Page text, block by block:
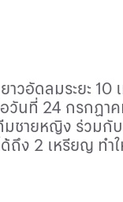
วอัดลมระยะ 10
วันที่ 24 กรกฏา
มชายหญิง ร่วมกับ
ถึง 2 เหรียญ ทำ